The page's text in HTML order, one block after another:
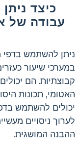
כיצד
עבודה של
ניתן להשתמש בדפי
במערכי שיעור
קבוצתיות. הם
האטומי, תכונות
יכולים להשתמש
לערוך ניסויים
ההבנה המושגית.